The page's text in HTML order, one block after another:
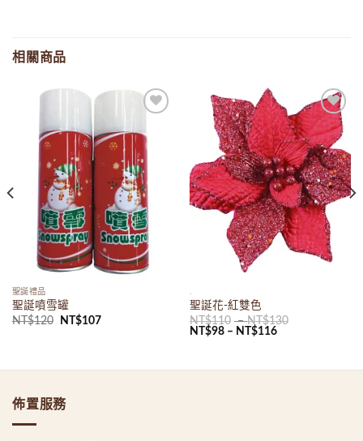
相關商品
wishlist
聖誕禮品
聖誕噴雪罐
NT$120
原
NT$107目
Add to
wishlist
聖誕花-紅雙色
NT$110 –NT$130
NT$98– NT$116
佈置服務